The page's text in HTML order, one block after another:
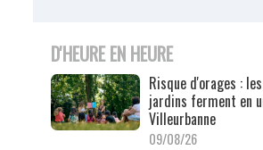
D'HEURE EN HEURE
Risque d'orages :
jardins ferment en
Villeurbanne
09/08/26